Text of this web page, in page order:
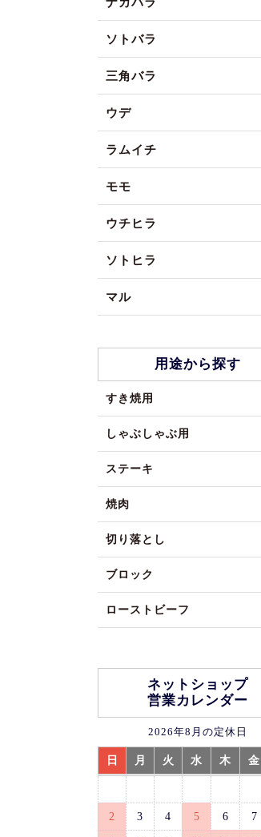
ソトバラ
三角バラ
ウデ
ラムイチ
モモ
ウチヒラ
ソトヒラ
マル
用途から探す
すき焼用
しゃぶしゃぶ用
ステーキ
焼肉
切り落とし
ブロック
ローストビーフ
ネットショップ
営業カレンダー
2026年8月の定休日
日 月 火 水 木 金
2 3 4 5 6 7